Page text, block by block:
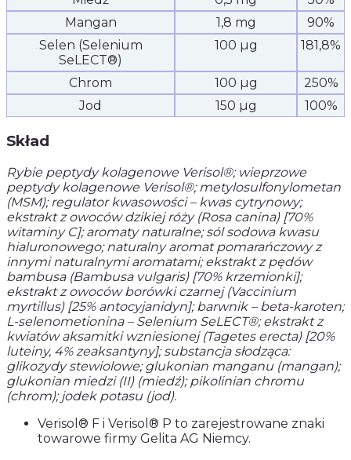
Mangan
1,8 mg
90%
Selen (Selenium
SeLECT®)
100 µg 181,8%
Chrom 100 µg
250%
Jod
150 µg 100%
Skład
Rybie peptydy kolagenowe Verisol®; wieprzowe
peptydy kolagenowe Verisol®; metylosulfonylometan
(MSM); regulator kwasowości – kwas cytrynowy;
ekstrakt z owoców dzikiej róży (Rosa canina) [70%
witaminy C]; aromaty naturalne; sól sodowa kwasu
hialuronowego; naturalny aromat pomarańczowy z
innymi naturalnymi aromatami; ekstrakt z pędów
bambusa (Bambusa vulgaris) [70% krzemionki];
ekstrakt z owoców borówki czarnej (Vaccinium
myrtillus) [25% antocyjanidyn]; barwnik – beta-karoten;
L-selenometionina – Selenium SeLECT®; ekstrakt z
kwiatów aksamitki wzniesionej (Tagetes erecta) [20%
luteiny, 4% zeaksantyny]; substancja słodząca:
glikozydy stewiolowe; glukonian manganu (mangan);
glukonian miedzi (II) (miedź); pikolinian chromu
(chrom); jodek potasu (jod).
Verisol® F i Verisol® P to zarejestrowane znaki
towarowe firmy Gelita AG Niemcy.